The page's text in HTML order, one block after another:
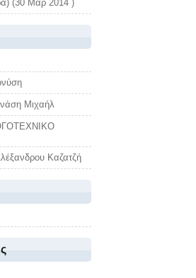
(30 Μαρ 2014 )
Μιχαήλ
Καζατζή